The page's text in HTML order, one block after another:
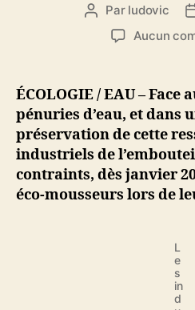
Auteur
l’article
Par ludovic
Aucun
ÉCOLOGIE / EAU – Face
pénuries d’eau, et dans
préservation de cette
industriels de
contraints, dès janvier
éco-mousseurs lors de
L
e
s
in
d